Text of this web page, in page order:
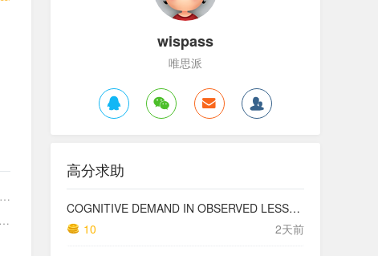
wispass
唯思派
高分求助
COGNITIVE DEMAND IN OBSERVED LESSONS AND NATIONAL TESTING COMPARED TO PISA MATHEMATICS RESULTS IN LATVIA
10
2天前